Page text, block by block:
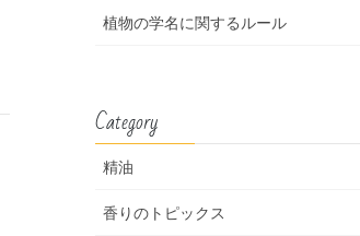
植物の学名に関するルール
Category
精油
香りのトピックス